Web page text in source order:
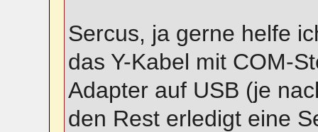
Sercus, ja gerne helfe
das Y-Kabel mit COM-
Adapter auf USB (je
den Rest erledigt eine